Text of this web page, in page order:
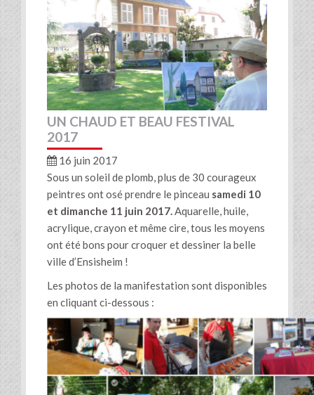
UN CHAUD ET BEAU FESTIVAL
2017
16 juin 2017
Sous un soleil de plomb, plus de 30 courageux
peintres ont osé prendre le pinceau samedi 10
et dimanche 11 juin 2017.Aquarelle, huile,
acrylique, crayon et même cire, tous les moyens
ont été bons pour croquer et dessiner la belle
ville d’Ensisheim !
Les photos de la manifestation sont disponibles
en cliquant ci-dessous :